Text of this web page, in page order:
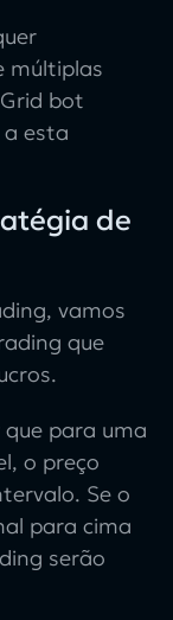
múltiplas
Grid bot
esta
de
, vamos
que
para uma
o preço
Se o
para cima
serão